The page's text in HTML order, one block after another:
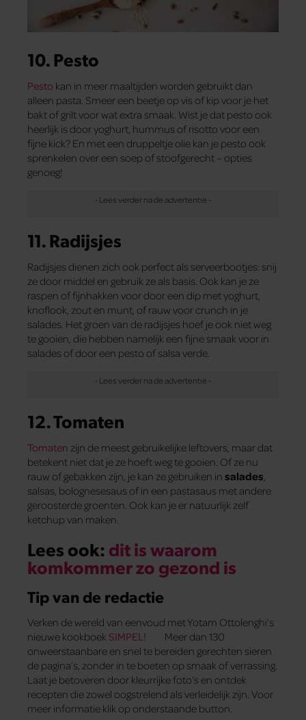
10. Pesto
Pesto kan in meer maaltijden worden gebruikt dan
alleen pasta. Smeer een beetje op vis of kip voor je het
bakt of grilt voor wat extra smaak. Wist je dat pesto ook
heerlijk is door yoghurt, hummus of risotto voor een
fijne kick? En met een druppeltje olie kan je pesto ook
sprenkelen over een soep of stoofgerecht – opties
genoeg!
11. Radijsjes
Radijsjes dienen zich ook perfect als serveerbootjes: snij
ze door middel en gebruik ze als basis. Ook kan je ze
raspen of fijnhakken voor door een dip met yoghurt,
knoflook, zout en munt, of rauw voor crunch in je
salades. Het groen van de radijsjes hoef je ook niet weg
te gooien, die hebben namelijk een fijne smaak voor in
salades of door een pesto of salsa verde.
12. Tomaten
Tomaten zijn de meest gebruikelijke leftovers, maar dat
betekent niet dat je ze hoeft weg te gooien. Of ze nu
rauw of gebakken zijn, je kan ze gebruiken in salades,
salsas, bolognesesaus of in een pastasaus met andere
geroosterde groenten. Ook kan je er natuurlijk zelf
ketchup van maken.
Lees ook: dit is waarom
komkommer zo gezond is
Tip van de redactie
Verken de wereld van eenvoud met Yotam Ottolenghi’s
nieuwe kookboek SIMPEL!
Meer dan 130
onweerstaanbare en snel te bereiden gerechten sieren
de pagina’s, zonder in te boeten op smaak of verrassing.
Laat je betoveren door kleurrijke foto’s en ontdek
recepten die zowel oogstrelend als verleidelijk zijn. Voor
meer informatie klik op onderstaande button.